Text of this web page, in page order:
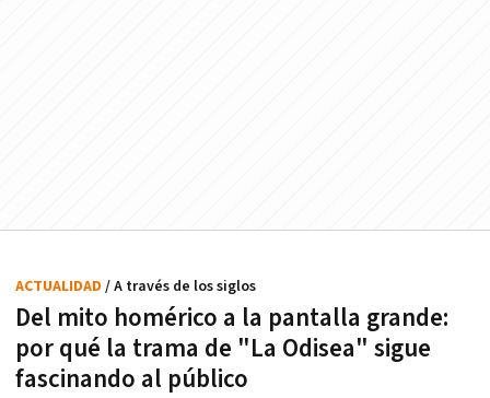
Del mito homérico a la pantalla grande:
por qué la trama de "La Odisea" sigue
fascinando al público
ACTUALIDAD / A través de los siglos